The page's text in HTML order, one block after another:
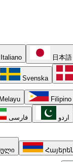
Italiano 日本語
Svenska
Filipino
فارسی اردو